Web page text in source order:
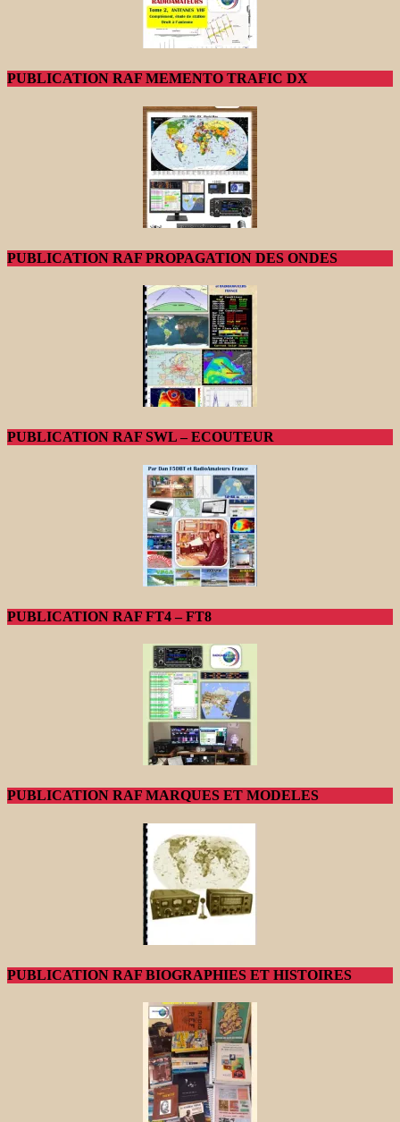
PUBLICATION RAF MEMENTO TRAFIC DX
PUBLICATION RAF PROPAGATION DES ONDES
PUBLICATION RAF SWL – ECOUTEUR
PUBLICATION RAF FT4 – FT8
PUBLICATION RAF MARQUES ET MODELES
PUBLICATION RAF BIOGRAPHIES ET HISTOIRES